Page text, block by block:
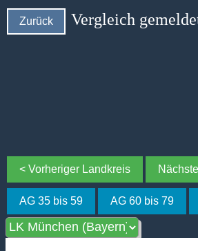
Zurück Vergleich
< Vorheriger Landkreis
AG 35 bis 59 AG 60 bis 79